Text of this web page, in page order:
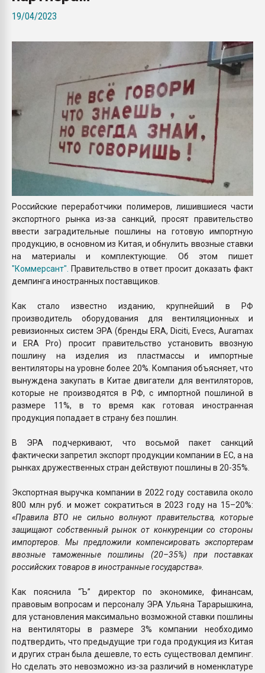
ПЕРЕЙТИ НА
19/04/2023
Российские переработчики полимеров, лишившиеся части
экспортного рынка из-за санкций, просят правительство
ввести заградительные пошлины на готовую импортную
продукцию, в основном из Китая, и обнулить ввозные ставки
на материалы и комплектующие. Об этом пишет
"Коммерсант".
Правительство в ответ просит доказать факт
демпинга иностранных поставщиков.
Как стало известно изданию, крупнейший в РФ
производитель оборудования для вентиляционных и
ревизионных систем ЭРА (бренды ERA, Diciti, Evecs, Auramax
и ERA Pro) просит правительство установить ввозную
пошлину на изделия из пластмассы и импортные
вентиляторы на уровне более 20%. Компания объясняет, что
вынуждена закупать в Китае двигатели для вентиляторов,
которые не производятся в РФ, с импортной пошлиной в
размере 11%, в то время как готовая иностранная
продукция попадает в страну без пошлин.
В ЭРА подчеркивают, что восьмой пакет санкций
фактически запретил экспорт продукции компании в ЕС, а на
рынках дружественных стран действуют пошлины в 20-35%.
Экспортная выручка компании в 2022 году составила около
800 млн руб. и может сократиться в 2023 году на 15–20%:
«Правила ВТО не сильно волнуют правительства, которые
защищают собственный рынок от конкуренции со стороны
импортеров. Мы предложили компенсировать экспортерам
ввозные таможенные пошлины (20–35%) при поставках
российских товаров в иностранные государства».
Как пояснила “Ъ” директор по экономике, финансам,
правовым вопросам и персоналу ЭРА Ульяна Тарарышкина,
для установления максимально возможной ставки пошлины
на вентиляторы в размере 3% компании необходимо
подтвердить, что предыдущие три года продукция из Китая
и других стран была дешевле, то есть существовал демпинг.
Но сделать это невозможно из-за различий в номенклатуре